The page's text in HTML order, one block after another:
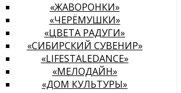
«ЖАВОРОНКИ»
«ЧЕРЁМУШКИ»
«ЦВЕТА РАДУГИ»
«СИБИРСКИЙ СУВЕНИР»
«LIFESTALEDANCE»
«МЕЛОДАЙН»
«ДОМ КУЛЬТУРЫ»